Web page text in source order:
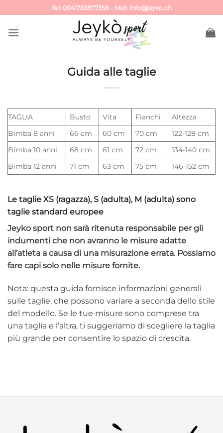
ai
contenuti
Tel: 0041763877358- Mail: info@jeyko.ch
Guida alle taglie
TAGLIA Busto Vita Fianchi
Altezza
Bimba 8 anni
66 cm 60 cm 70 cm
122-128 cm
Bimba 10 anni
68 cm 61 cm 72 cm
134-140 cm
Bimba 12 anni
71 cm 63 cm 75 cm 146-152 cm
Le taglie XS (ragazza), S (adulta), M (adulta) sono
taglie standard europee
Jeyko sport non sarà ritenuta responsabile per gli
indumenti che non avranno le misure adatte
all’atleta a causa di una misurazione errata. Possiamo
fare capi solo nelle misure fornite.
Nota: questa guida fornisce informazioni generali
sulle taglie, che possono variare a seconda dello stile
del modello. Se le tue misure sono comprese tra
una taglia e l’altra, ti suggeriamo di scegliere la taglia
più grande per consentire lo spazio di crescita.